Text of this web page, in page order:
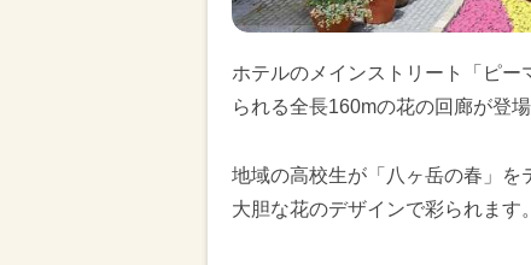
ホテルのメインストリート「ピ
られる全長160mの花の回廊が登場
地域の高校生が「八ヶ岳の春」
大胆な花のデザインで彩られます。